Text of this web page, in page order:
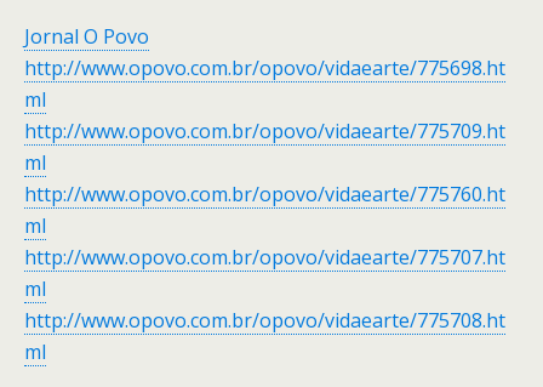
Jornal O Povo
http://www.opovo.com.br/opovo/vidaearte/775698.ht
ml
http://www.opovo.com.br/opovo/vidaearte/775709.ht
ml
http://www.opovo.com.br/opovo/vidaearte/775760.ht
ml
http://www.opovo.com.br/opovo/vidaearte/775707.ht
ml
http://www.opovo.com.br/opovo/vidaearte/775708.ht
ml